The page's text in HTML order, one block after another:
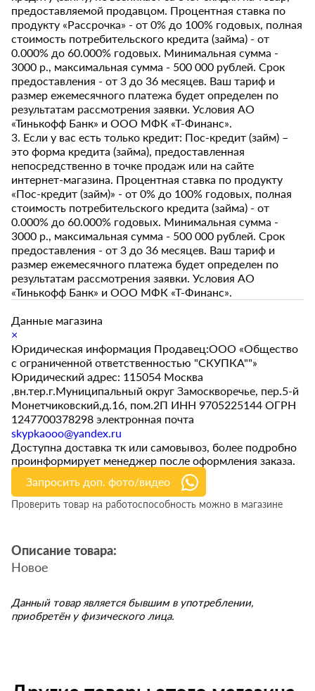
предоставляемой продавцом. Процентная ставка по
продукту «Рассрочка» - от 0% до 100% годовых, полная
стоимость потребительского кредита (займа) - от
0.000% до 60.000% годовых. Минимальная сумма -
3000 р., максимальная сумма - 500 000 рублей. Срок
предоставления - от 3 до 36 месяцев. Ваш тариф и
размер ежемесячного платежа будет определен по
результатам рассмотрения заявки. Условия АО
«Тинькофф Банк» и ООО МФК «Т-Финанс».
3. Если у вас есть только кредит: Пос-кредит (займ) –
это форма кредита (займа), предоставленная
непосредственно в точке продаж или на сайте
интернет-магазина. Процентная ставка по продукту
«Пос-кредит (займ)» - от 0% до 100% годовых, полная
стоимость потребительского кредита (займа) - от
0.000% до 60.000% годовых. Минимальная сумма -
3000 р., максимальная сумма - 500 000 рублей. Срок
предоставления - от 3 до 36 месяцев. Ваш тариф и
размер ежемесячного платежа будет определен по
результатам рассмотрения заявки. Условия АО
«Тинькофф Банк» и ООО МФК «Т-Финанс».
Данные магазина
×
Юридическая информация Продавец:ООО «Общество
с ограниченной ответственностью "СКУПКА""»
Юридический адрес: 115054 Москва
,вн.тер.г.Муниципальный округ Замоскворечье, пер.5-й
Монетчиковский,д.16, пом.2П ИНН 9705225144 ОГРН
1247700378298 электронная почта
skypkaooo@yandex.ru
Доступна доставка тк или самовывоз, более подробно
проинформирует менеджер после оформления заказа.
Запросить доп. фото/видео
Проверить товар на работоспособность можно в магазине
Описание товара:
Новое
Данный товар является бывшим в употреблении,
приобретён у физического лица.